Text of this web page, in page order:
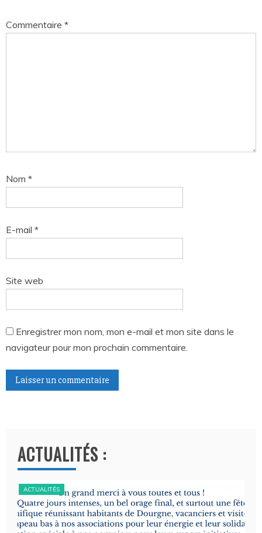
Commentaire *
Nom *
E-mail *
Site web
Enregistrer mon nom, mon e-mail et mon site dans le
navigateur pour mon prochain commentaire.
ACTUALITÉS :
ACTUALITÉS